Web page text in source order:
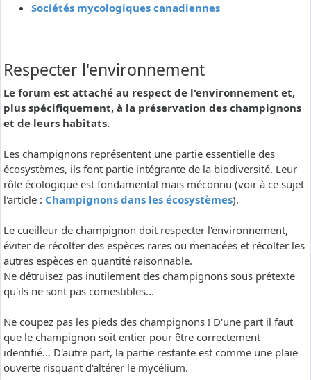
Sociétés mycologiques canadiennes
Respecter l'environnement
Le forum est attaché au respect de l'environnement et,
plus spécifiquement, à la préservation des champignons
et de leurs habitats.
Les champignons représentent une partie essentielle des
écosystèmes, ils font partie intégrante de la biodiversité. Leur
rôle écologique est fondamental mais méconnu (voir à ce sujet
l'article : Champignons dans les écosystèmes).
Le cueilleur de champignon doit respecter l'environnement,
éviter de récolter des espèces rares ou menacées et récolter les
autres espèces en quantité raisonnable.
Ne détruisez pas inutilement des champignons sous prétexte
qu'ils ne sont pas comestibles...
Ne coupez pas les pieds des champignons ! D'une part il faut
que le champignon soit entier pour être correctement
identifié... D'autre part, la partie restante est comme une plaie
ouverte risquant d'altérer le mycélium.